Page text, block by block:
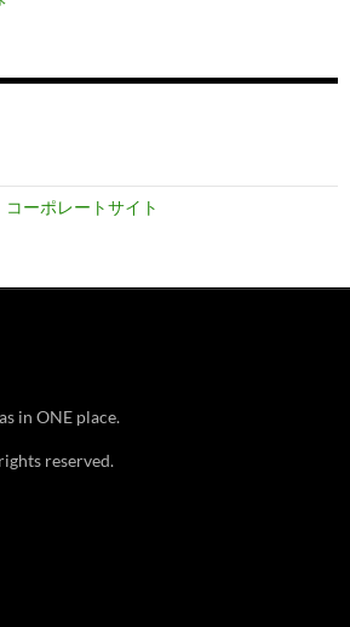
ーポレートサイト
in ONE place.
reserved.